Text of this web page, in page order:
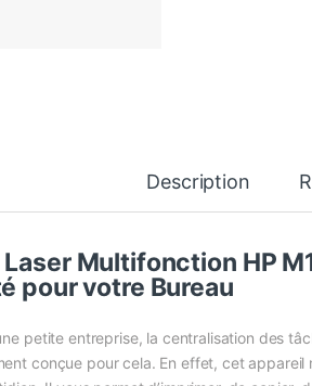
Description
Multifonction HP
pour votre Bureau
petite entreprise, la centralisation des
conçue pour cela. En effet, cet